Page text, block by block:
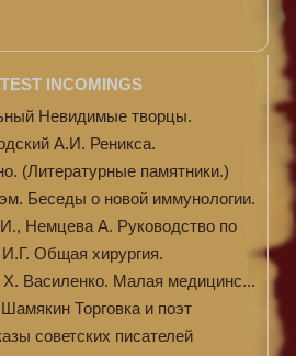
INCOMINGS
Невидимые творцы.
А.И. Реникса.
(Литературные памятники.)
Беседы о новой иммунологии.
Немцева А. Руководство по
Общая хирургия.
Х. Василенко. Малая медицинс...
Торговка и поэт
советских писателей